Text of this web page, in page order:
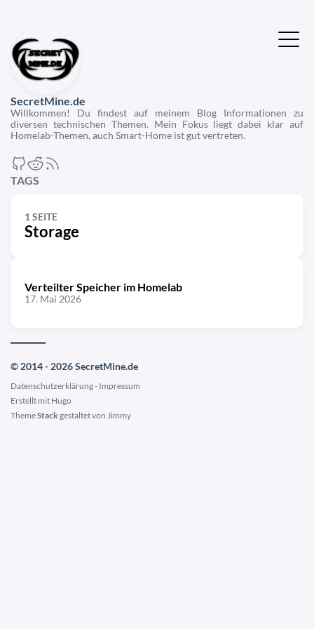
SecretMine.de
Willkommen! Du findest auf meinem Blog Informationen zu
diversen technischen Themen. Mein Fokus liegt dabei klar auf
Homelab-Themen, auch Smart-Home ist gut vertreten.
TAGS
1 SEITE
Storage
Verteilter Speicher im Homelab
17. Mai 2026
© 2014 - 2026 SecretMine.de
Datenschutzerklärung- Impressum
Erstellt mit Hugo
ThemeStackgestaltet von Jimmy